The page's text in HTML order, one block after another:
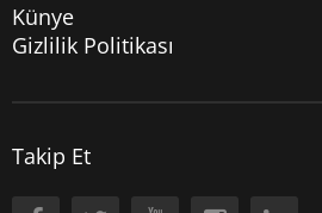
Künye
Gizlilik Politikası
Takip Et